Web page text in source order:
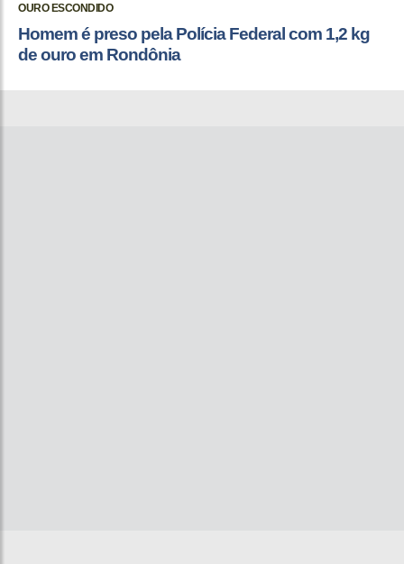
OURO ESCONDIDO
Homem é preso pela Polícia Federal com 1,2 kg
de ouro em Rondônia